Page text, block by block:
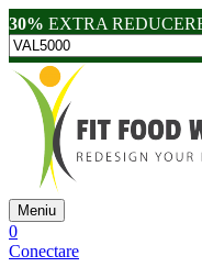
30% EXTRA
Meniu
0
Conectare